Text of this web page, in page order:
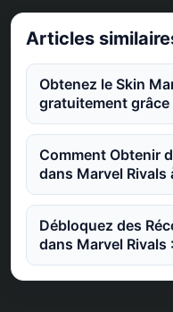
Articles
Obtenez le Skin
gratuitement grâce
Comment Obtenir
dans Marvel Rivals
Débloquez des
dans Marvel Rivals